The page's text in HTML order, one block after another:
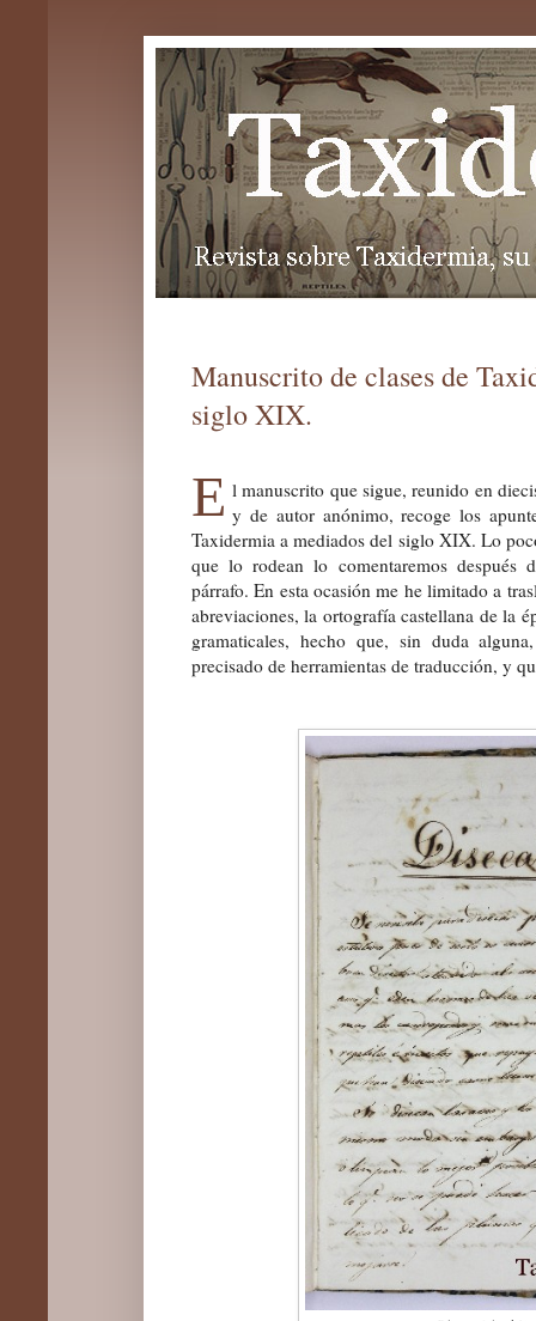
Manuscrito de clases de
siglo XIX.
E l manuscrito que sigue, reunido en
y de autor anónimo, recoge los
Taxidermia a mediados del siglo XIX. Lo
que lo rodean lo comentaremos después
párrafo. En esta ocasión me he limitado a
abreviaciones, la ortografía castellana de la
gramaticales, hecho que, sin duda
precisado de herramientas de traducción, y